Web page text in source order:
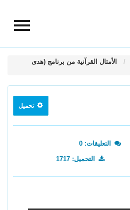
الأمثال القرآنية من برنامج (هدى
تحميل
التعليقات: 0
التحميل: 1717